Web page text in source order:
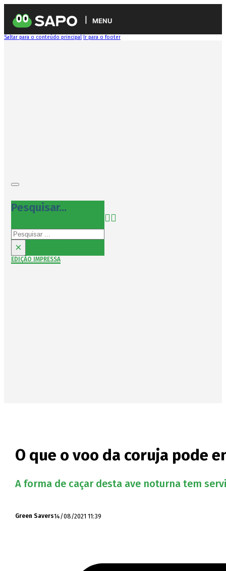
MENU
Saltar para o conteúdo principal Ir para o footer
Pesquisar...
Pesquisar
×
EDIÇÃO IMPRESSA
O que o voo da coruja pode
A forma de caçar desta ave noturna tem
Green Savers14/08/2021 11:39